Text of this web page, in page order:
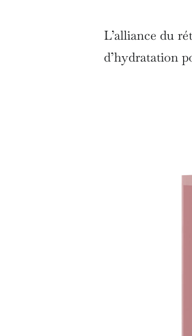
L’alliance du
d’hydratation